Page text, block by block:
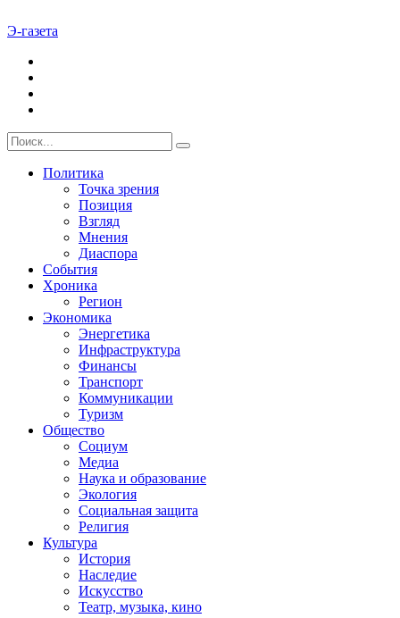
Э-газета
Политика
Точка зрения
Позиция
Взгляд
Мнения
Диаспора
События
Хроника
Регион
Экономика
Энергетика
Инфраструктура
Финансы
Транспорт
Коммуникации
Туризм
Общество
Социум
Медиа
Наука и образование
Экология
Социальная защита
Религия
Культура
История
Наследие
Искусство
Театр, музыка, кино